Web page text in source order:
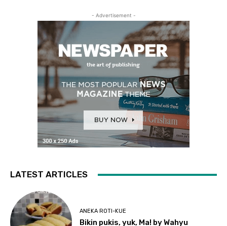
- Advertisement -
LATEST ARTICLES
ANEKA ROTI-KUE
Bikin pukis, yuk, Ma! by Wahyu